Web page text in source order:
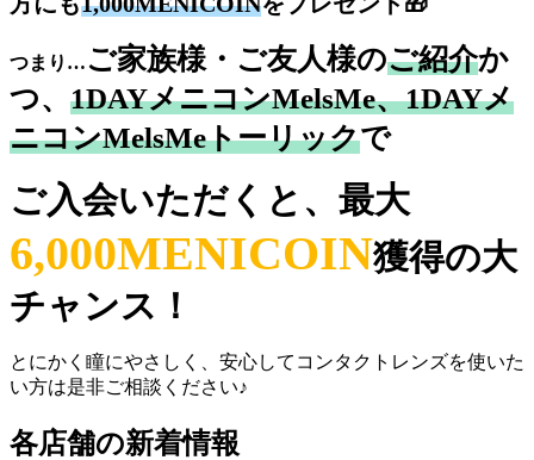
つまり…ご家族様・ご友人様のご紹介か
つ、 1DAYメニコンMelsMe、1DAYメ
ニコンMelsMeトーリックで
ご入会いただくと、最大
6,000MENICOIN獲得の大
チャンス！
とにかく瞳にやさしく、安心してコンタクトレンズを使いた
い方は是非ご相談ください♪
各店舗の新着情報